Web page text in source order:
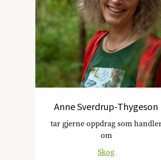
Anne Sverdrup-Thygeson
tar gjerne oppdrag som
om
Skog